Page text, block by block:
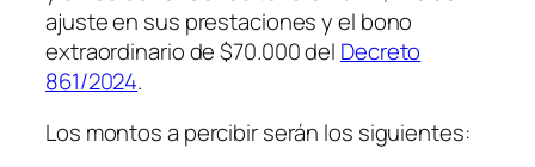
ajuste en sus prestaciones y el bono
extraordinario de $70.000 del Decreto
861/2024.
Los montos a percibir serán los siguientes: